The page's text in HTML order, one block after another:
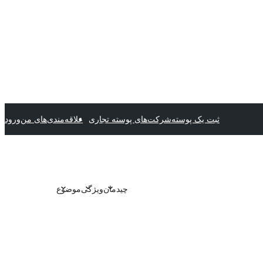
ثبت یک پوستهشرکت‌های پوسته تجاری علاقه‌مندی‌های منورود
چیدمانویژگیموضوع